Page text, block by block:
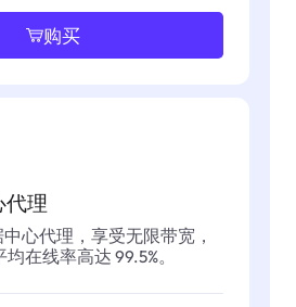
购买
代理
心代理，享受无限带宽，
在线率高达 99.5%。